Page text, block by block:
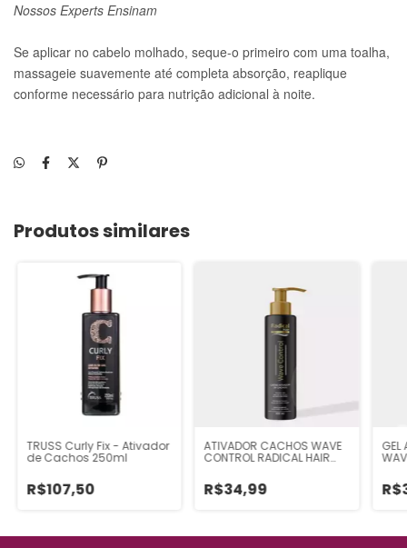
Nossos Experts Ensinam
Se aplicar no cabelo molhado, seque-o primeiro com uma toalha,
massageie suavemente até completa absorção, reaplique
conforme necessário para nutrição adicional à noite.
Produtos similares
TRUSS Curly Fix - Ativador
de Cachos 250ml
R$107,50
ATIVADOR CACHOS WAVE
CONTROL RADICAL HAIR
R$34,99
GEL